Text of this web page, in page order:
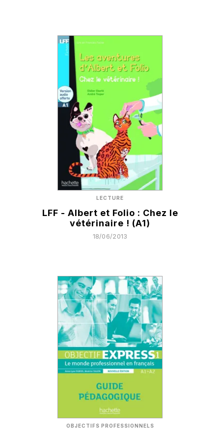
LECTURE
LFF - Albert et Folio : Chez le
vétérinaire ! (A1)
18/06/2013
OBJECTIFS PROFESSIONNELS